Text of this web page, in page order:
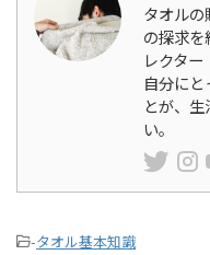
タオル
の探求を
レクター
自分に
とが、
い。
-タオル基本知識